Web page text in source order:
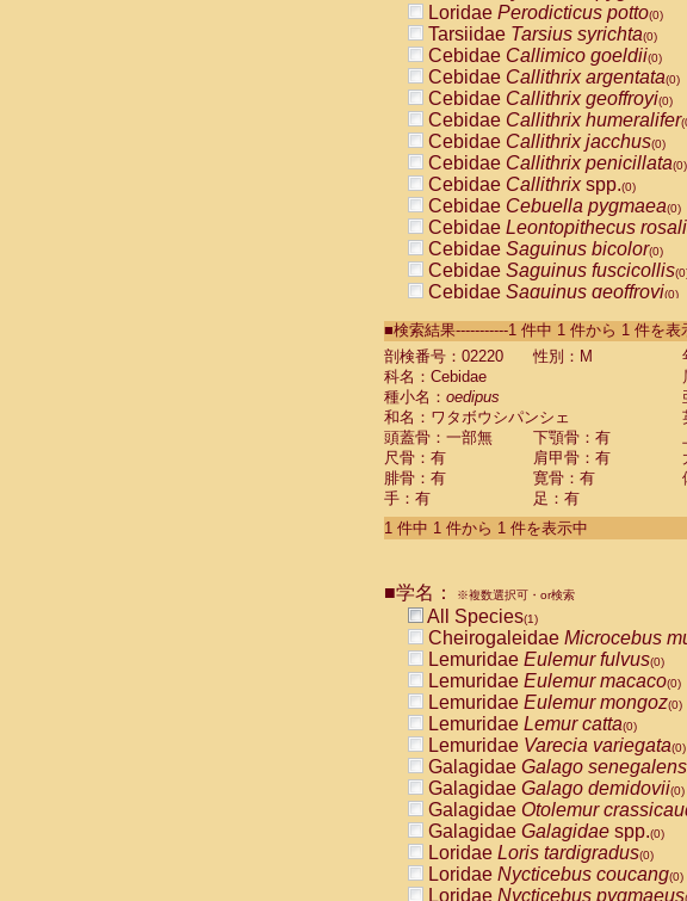
Loridae Perodicticus potto(0)
Tarsiidae Tarsius syrichta(0)
Cebidae Callimico goeldii(0)
Cebidae Callithrix argentata(0)
Cebidae Callithrix geoffroyi(0)
Cebidae Callithrix humeralifer
Cebidae Callithrix jacchus(0)
Cebidae Callithrix penicillata(0)
Cebidae Callithrixspp.(0)
Cebidae Cebuella pygmaea(0)
Cebidae Leontopithecus
Cebidae Saguinus bicolor(0)
Cebidae Saguinus fuscicollis
Cebidae Saguinus geoffroyi(0)
CebidaeSaguinus labiatus(0)
Cebidae Saguinus leucopus (0)
Cebidae
Cebidae
CebidaeSaguinus nigricollis (0)
Cebidae Saguinus oedipus
Cebidae Saguinus weddelli
Cebidae Saguinusspp.
Cebidae Aotus trivirgatus
Cebidae Cebus albifrons
CebidaeCebus nigrivittatus
CebidaeCebus
CebidaeSaimiri boliviensis(0)
CebidaeSaimiri sciureus(0)
AtelidaeAlouatta caraya(0)
AtelidaeAlouatta fusca(0)
AtelidaeAlouatta seniculus
AtelidaeAlouattaspp.(0)
AtelidaeAteles belzebuth(0)
AtelidaeAteles geoffroyi(0)
AtelidaeAteles paniscus(0)
AtelidaeAtelesspp.(0)
Atelidae Lagothrix lagothricha
AtelidaeLagothrix lagothricha
PitheciidaeCacajao calvus
■検索結果-----------1 件中 1 件から 1 件を表
剖検番号：02220
性別：M
科名：Cebidae
種小名： oedipus
和名：ワタボウシパンシェ
頭蓋骨：一部無
下顎骨：有
尺骨：有
肩甲骨：有
腓骨：有
寛骨：有
手：有
足：有
1 件中 1 件から 1 件を表示中
■学名： ※複数選択可・or検索
All Species(1)
Cheirogaleidae Microcebus
Lemuridae Eulemur fulvus(0)
Lemuridae Eulemur macaco(0)
Lemuridae Eulemur mongoz(0)
Lemuridae Lemur catta(0)
Lemuridae Varecia variegata(0)
Galagidae Galago
Galagidae Galago demidovii(0)
Galagidae Otolemur
Galagidae Galagidae spp.(0)
Loridae Loris tardigradus(0)
Loridae Nycticebus coucang(0)
Loridae Nycticebus pygmaeus